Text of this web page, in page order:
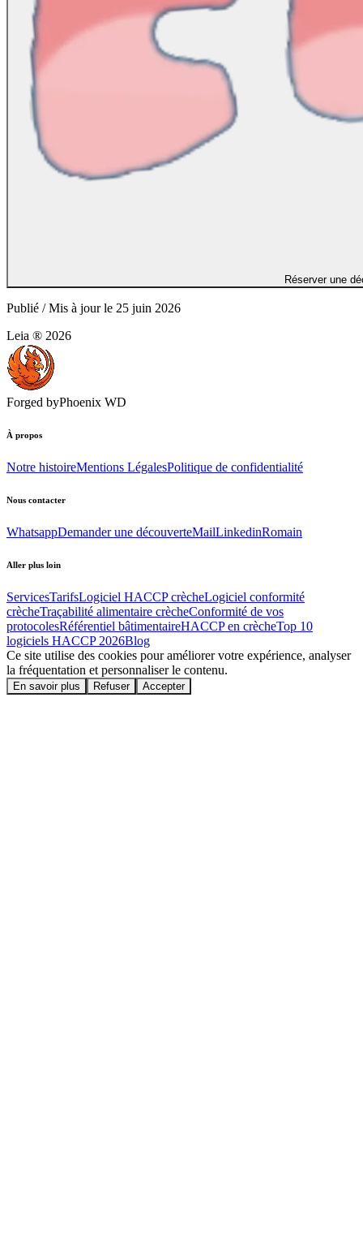
Réserver une
Publié / Mis à jour le 25 juin 2026
Leia ® 2026
Forged byPhoenix WD
À propos
Notre histoireMentions LégalesPolitique de confidentialité
Nous contacter
WhatsappDemander une découverteMailLinkedinRomain
Aller plus loin
ServicesTarifsLogiciel HACCP crècheLogiciel conformité
crècheTraçabilité alimentaire crècheConformité de vos
protocolesRéférentiel bâtimentaireHACCP en crècheTop 10
logiciels HACCP 2026Blog
Ce site utilise des cookies pour améliorer votre expérience, analyser
la fréquentation et personnaliser le contenu.
En savoir plus Refuser Accepter